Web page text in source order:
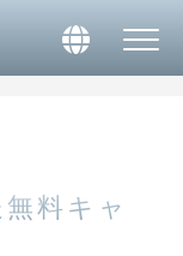
料キャ